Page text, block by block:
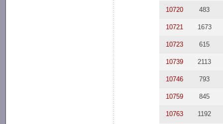
10720 483
10721 1673
10723 615
10739 2113
10746 793
10759 845
10763 1192